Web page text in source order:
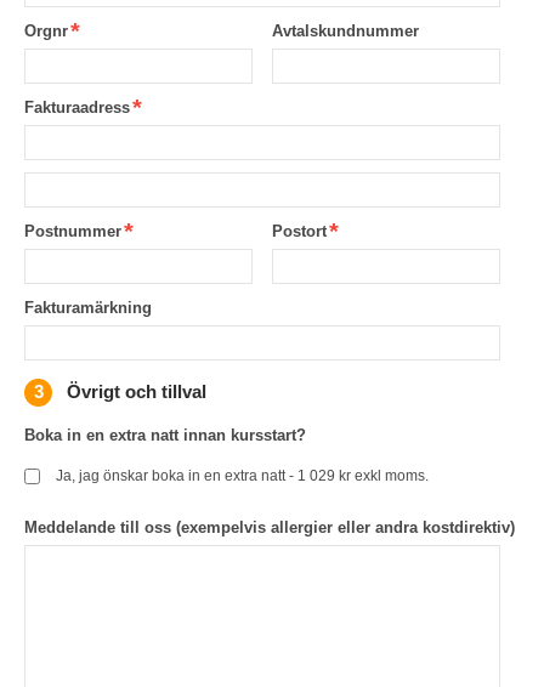
Orgnr Avtalskundnummer
Fakturaadress
Postnummer Postort
Fakturamärkning
Övrigt och tillval
Boka in en extra natt innan kursstart?
Ja, jag önskar boka in en extra natt - 1 029 kr exkl moms.
Meddelande till oss (exempelvis allergier eller andra kostdirektiv)